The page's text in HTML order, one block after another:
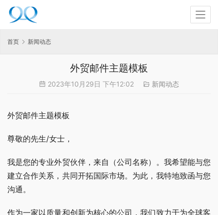
首页 新闻动态
外贸邮件主题模板
2023年10月29日 下午12:02 新闻动态
外贸邮件主题模板
尊敬的先生/女士，
我是您的专业外贸伙伴，来自（公司名称）。我希望能与您
建立合作关系，共同开拓国际市场。为此，我特地致函与您
沟通。
作为一家以质量和创新为核心的公司，我们致力于为全球客